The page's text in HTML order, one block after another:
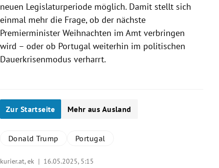
neuen Legislaturperiode möglich. Damit stellt sich
einmal mehr die Frage, ob der nächste
Premierminister Weihnachten im Amt verbringen
wird – oder ob Portugal weiterhin im politischen
Dauerkrisenmodus verharrt.
Zur Startseite Mehr aus Ausland
Donald Trump Portugal
kurier.at, ek | 16.05.2025, 5:15